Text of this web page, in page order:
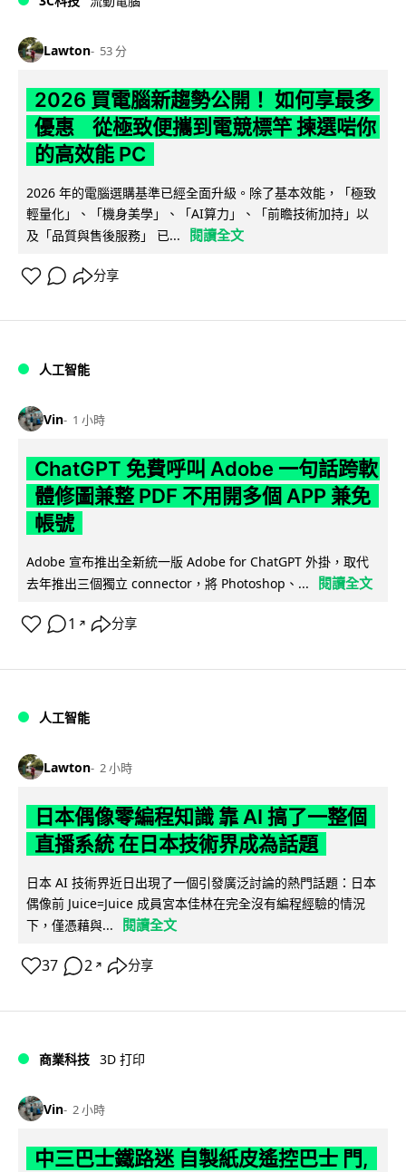
Lawton 53 分
2026 買電腦新趨勢公開！ 如何享最多
優惠 從極致便攜到電競標竿 揀選啱你
的高效能 PC
2026 年的電腦選購基準已經全面升級。除了基本效能，「極致
輕量化」、「機身美學」、「AI算力」、「前瞻技術加持」以
及「品質與售後服務」 已...
閱讀全文
分享
人工智能
Vin 1 小時
ChatGPT 免費呼叫 Adobe 一句話跨軟
體修圖兼整 PDF 不用開多個 APP 兼免
帳號
Adobe 宣布推出全新統一版 Adobe for ChatGPT 外掛，取代
去年推出三個獨立 connector，將 Photoshop、...
閱讀全文
1 ↗ 分享
人工智能
Lawton 2 小時
日本偶像零編程知識 靠 AI 搞了一整個
直播系統 在日本技術界成為話題
日本 AI 技術界近日出現了一個引發廣泛討論的熱門話題：日本
偶像前 Juice=Juice 成員宮本佳林在完全沒有編程經驗的情況
下，僅憑藉與...
閱讀全文
37 2 ↗ 分享
商業科技 3D 打印
Vin 2 小時
中三巴士鐵路迷 自製紙皮遙控巴士 門,